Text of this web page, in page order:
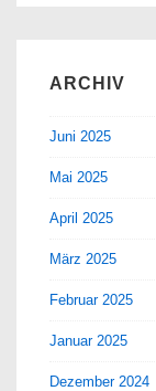
ARCHIV
Juni 2025
Mai 2025
April 2025
März 2025
Februar 2025
Januar 2025
Dezember 2024